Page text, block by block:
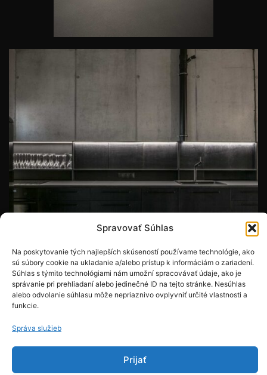
Spravovať Súhlas
Na poskytovanie tých najlepších skúseností používame technológie, ako
sú súbory cookie na ukladanie a/alebo prístup k informáciám o zariadení.
Súhlas s týmito technológiami nám umožní spracovávať údaje, ako je
správanie pri prehliadaní alebo jedinečné ID na tejto stránke. Nesúhlas
alebo odvolanie súhlasu môže nepriaznivo ovplyvniť určité vlastnosti a
funkcie.
Správa služieb
Prijať